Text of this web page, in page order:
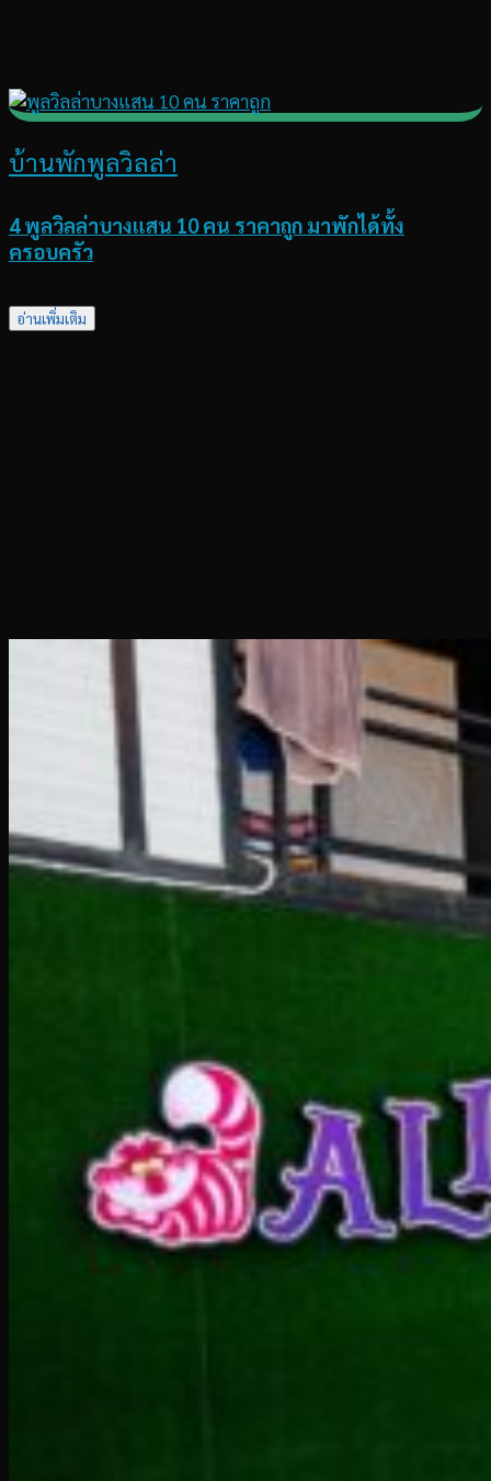
บ้านพักพูลวิลล่า
4 พูลวิลล่าบางแสน 10 คน ราคาถูก มาพักได้ทั้ง
ครอบครัว
อ่านเพิ่มเติม